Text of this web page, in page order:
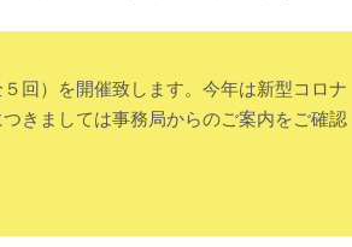
回）を開催致します。今年は新型コロナ
きましては事務局からのご案内をご確認